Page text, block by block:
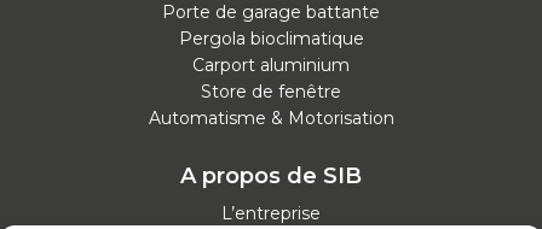
Porte de garage battante
Pergola bioclimatique
Carport aluminium
Store de fenêtre
Automatisme & Motorisation
A propos de SIB
L’entreprise